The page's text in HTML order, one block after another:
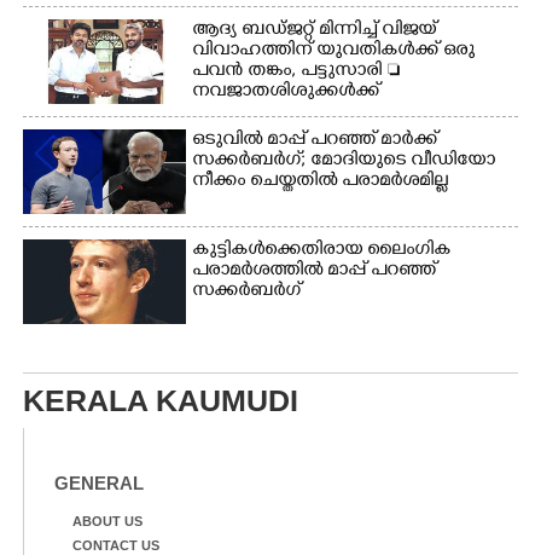
ആദ്യ ബഡ്ജറ്റ് മിന്നിച്ച് വിജയ്
വിവാഹത്തിന് യുവതികൾക്ക് ഒരു
പവൻ തങ്കം, പട്ടുസാരി 
നവജാതശിശുക്കൾക്ക്
സ്വർണമോതിരം  വിദ്യാർത്ഥികൾക്ക്
സൈക്കിൾ
ഒടുവിൽ മാപ്പ് പറഞ്ഞ് മാർക്ക്
സക്കർബർഗ്; മോദിയുടെ വീഡിയോ
നീക്കം ചെയ്തതിൽ പരാമർശമില്ല
കുട്ടികൾക്കെതിരായ ലൈംഗിക
പരാമർശത്തിൽ മാപ്പ് പറഞ്ഞ്
സക്കർബർഗ്
KERALA KAUMUDI
GENERAL
ABOUT US
CONTACT US